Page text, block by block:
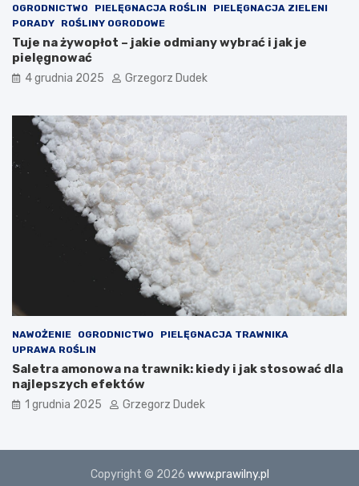
OGRODNICTWO PIELĘGNACJA ROŚLIN
PIELĘGNACJA ZIELENI
PORADY
ROŚLINY OGRODOWE
Tuje na żywopłot – jakie odmiany wybrać i jak je
pielęgnować
4 grudnia 2025 Grzegorz Dudek
NAWOŻENIE OGRODNICTWO
PIELĘGNACJA TRAWNIKA
UPRAWA ROŚLIN
Saletra amonowa na trawnik: kiedy i jak stosować dla
najlepszych efektów
1 grudnia 2025 Grzegorz Dudek
Copyright © 2026 www.prawilny.pl